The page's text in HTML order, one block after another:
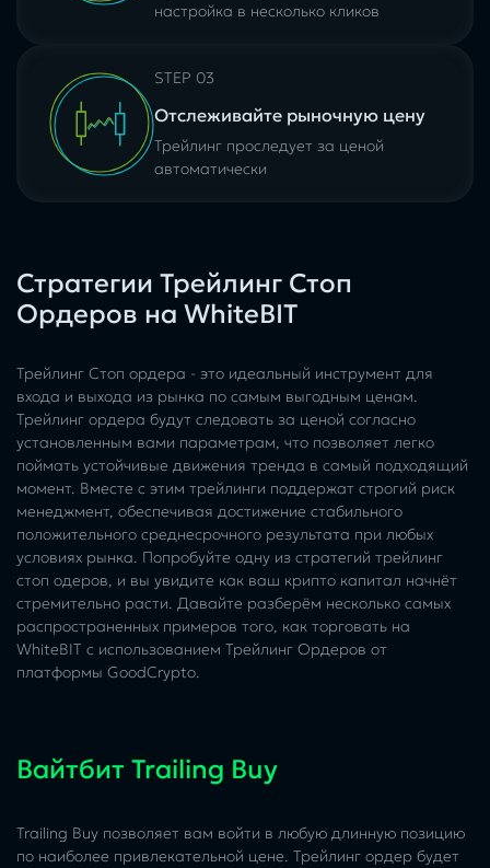
настройка в несколько кликов
STEP 03
Отслеживайте рыночную цену
Трейлинг проследует за ценой
автоматически
Стратегии Трейлинг Стоп
Ордеров на WhiteBIT
Трейлинг Стоп ордера - это идеальный инструмент для
входа и выхода из рынка по самым выгодным ценам.
Трейлинг ордера будут следовать за ценой согласно
установленным вами параметрам, что позволяет легко
поймать устойчивые движения тренда в самый подходящий
момент. Вместе с этим трейлинги поддержат строгий риск
менеджмент, обеспечивая достижение стабильного
положительного среднесрочного результата при любых
условиях рынка. Попробуйте одну из стратегий трейлинг
стоп одеров, и вы увидите как ваш крипто капитал начнёт
стремительно расти. Давайте разберём несколько самых
распространенных примеров того, как торговать на
WhiteBIT с использованием Трейлинг Ордеров от
платформы GoodCrypto.
Вайтбит Trailing Buy
Trailing Buy позволяет вам войти в любую длинную позицию
по наиболее привлекательной цене. Трейлинг ордер будет